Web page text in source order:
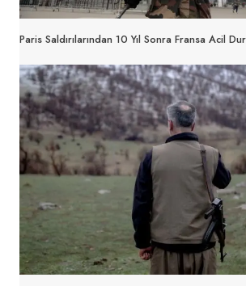
Paris Saldırılarından 10 Yıl Sonra Fransa Acil